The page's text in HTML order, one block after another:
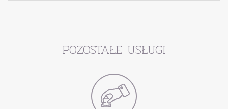
-
POZOSTAŁE USŁUGI